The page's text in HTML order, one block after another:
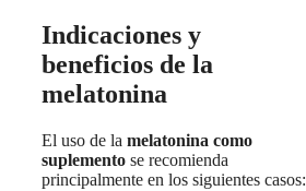
Indicaciones y
beneficios de la
melatonina
El uso de la melatonina como
suplemento se recomienda
principalmente en los siguientes casos: